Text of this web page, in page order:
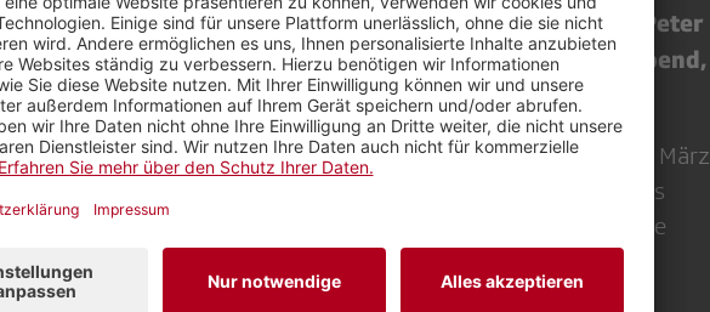
der SRF-Regionalredaktion Zentralschweiz, und Peter
SRF-Auslandkorrespondent, sprechen am Dienstagabend,
über ihre journalistischen Herausforderungen.
arbeitet seit über zwanzig Jahren bei Radio SRF und leitet seit März
die SRF-Regionalredaktion Zentralschweiz. Sie und das Team des
geben den sechs Kantonen der Zentralschweiz jeden Tag eine
hat als langjähriger SRF-Auslandkorrespondent einiges an